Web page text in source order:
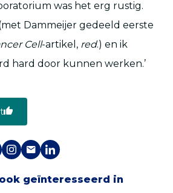
was het erg rustig.
Dammeijer gedeeld eerste
Cell-artikel, red.) en ik
hard door kunnen werken.’
geïnteresseerd in